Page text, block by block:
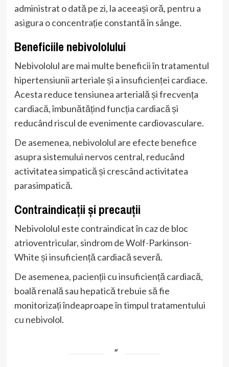
administrat o dată pe zi, la aceeași oră, pentru a
asigura o concentrație constantă în sânge.
Beneficiile nebivololului
Nebivololul are mai multe beneficii în tratamentul
hipertensiunii arteriale și a insuficienței cardiace.
Acesta reduce tensiunea arterială și frecvența
cardiacă, îmbunătățind funcția cardiacă și
reducând riscul de evenimente cardiovasculare.
De asemenea, nebivololul are efecte benefice
asupra sistemului nervos central, reducând
activitatea simpatică și crescând activitatea
parasimpatică.
Contraindicații și precauții
Nebivololul este contraindicat în caz de bloc
atrioventricular, sindrom de Wolf-Parkinson-
White și insuficiență cardiacă severă.
De asemenea, pacienții cu insuficiență cardiacă,
boală renală sau hepatică trebuie să fie
monitorizați îndeaproape în timpul tratamentului
cu nebivolol.